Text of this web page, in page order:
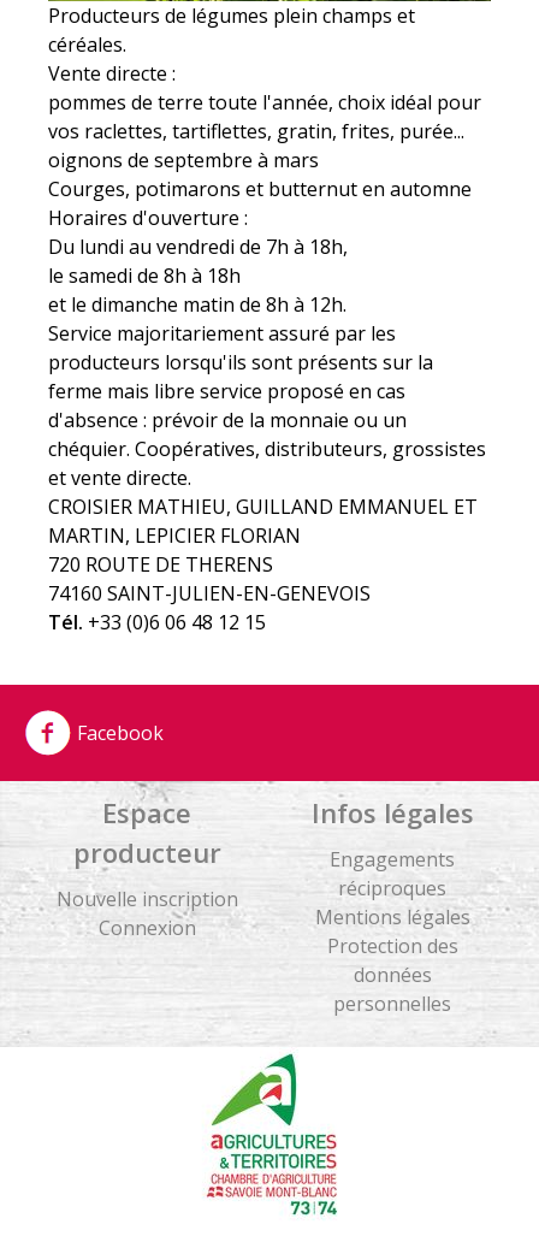
Producteurs de légumes plein champs et
céréales.
Vente directe :
pommes de terre toute l'année, choix idéal pour
vos raclettes, tartiflettes, gratin, frites, purée...
oignons de septembre à mars
Courges, potimarons et butternut en automne
Horaires d'ouverture :
Du lundi au vendredi de 7h à 18h,
le samedi de 8h à 18h
et le dimanche matin de 8h à 12h.
Service majoritariement assuré par les
producteurs lorsqu'ils sont présents sur la
ferme mais libre service proposé en cas
d'absence : prévoir de la monnaie ou un
chéquier. Coopératives, distributeurs, grossistes
et vente directe.
CROISIER MATHIEU, GUILLAND EMMANUEL ET
MARTIN, LEPICIER FLORIAN
720 ROUTE DE THERENS
74160 SAINT-JULIEN-EN-GENEVOIS
Tél. +33 (0)6 06 48 12 15
Facebook
Infos légales
Engagements
réciproques
Mentions légales
Protection des
données
personnelles
Espace
producteur
Nouvelle inscription
Connexion